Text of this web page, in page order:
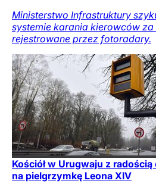
Ministerstwo Infrastruktury
systemie karania kierowców
rejestrowane przez fotoradary.
Kościół w Urugwaju z radością
na pielgrzymkę Leona XIV